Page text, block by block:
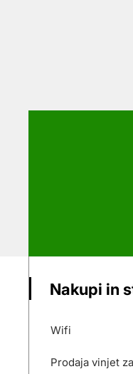
Nakupi in
Wifi
Prodaja vinjet